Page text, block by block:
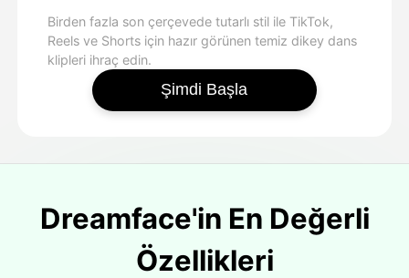
Birden fazla son çerçevede tutarlı stil ile TikTok,
Reels ve Shorts için hazır görünen temiz dikey dans
klipleri ihraç edin.
Şimdi Başla
Dreamface'in En Değerli
Özellikleri